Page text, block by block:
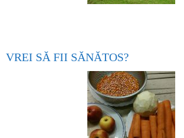
VREI SĂ FII SĂNĂTOS?